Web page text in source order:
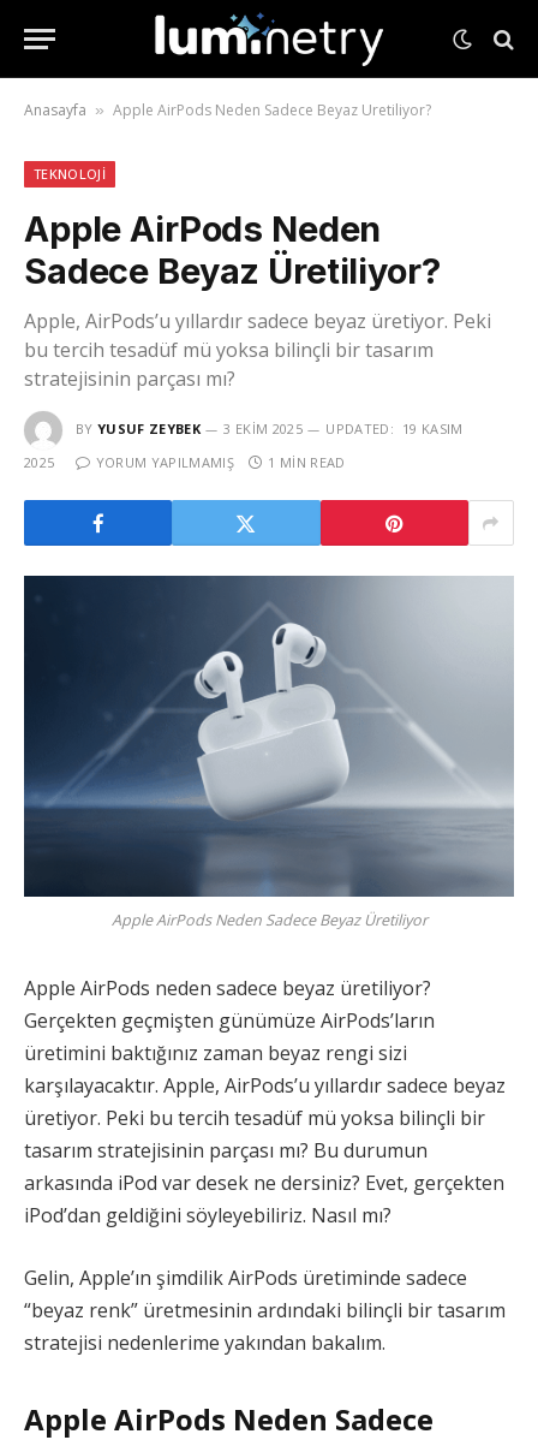
Anasayfa » Apple AirPods Neden Sadece Beyaz Üretiliyor?
TEKNOLOJI
Apple AirPods Neden
Sadece Beyaz Üretiliyor?
Apple, AirPods’u yıllardır sadece beyaz üretiyor. Peki
bu tercih tesadüf mü yoksa bilinçli bir tasarım
stratejisinin parçası mı?
BY YUSUF ZEYBEK 3 EKIM 2025 UPDATED: 19 KASIM
2025
YORUM YAPILMAMIŞ 1 MIN READ
Apple AirPods Neden Sadece Beyaz Üretiliyor
Apple AirPods neden sadece beyaz üretiliyor?
Gerçekten geçmişten günümüze AirPods’ların
üretimini baktığınız zaman beyaz rengi sizi
karşılayacaktır. Apple, AirPods’u yıllardır sadece beyaz
üretiyor. Peki bu tercih tesadüf mü yoksa bilinçli bir
tasarım stratejisinin parçası mı? Bu durumun
arkasında iPod var desek ne dersiniz? Evet, gerçekten
iPod’dan geldiğini söyleyebiliriz. Nasıl mı?
Gelin, Apple’ın şimdilik AirPods üretiminde sadece
“beyaz renk” üretmesinin ardındaki bilinçli bir tasarım
stratejisi nedenlerime yakından bakalım.
Apple AirPods Neden Sadece